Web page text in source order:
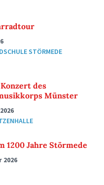
STÖRMEDE
des
Münster
1200 Jahre Störmede
2026